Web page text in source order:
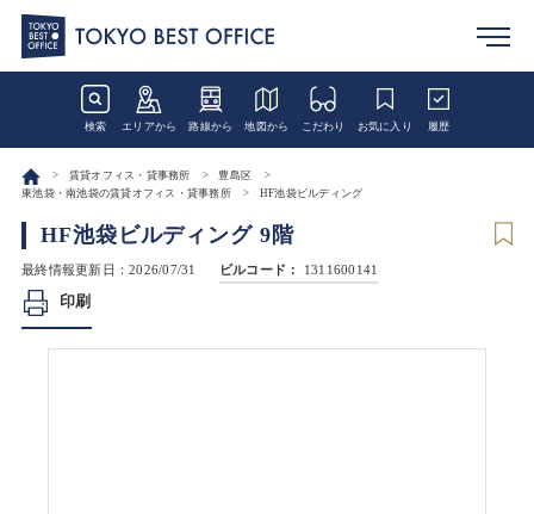
検索 エリアから 路線から 地図から こだわり お気に入り 履歴
賃貸オフィス・貸事務所
豊島区
東池袋・南池袋の賃貸オフィス・貸事務所
HF池袋ビルディング
HF池袋ビルディング 9階
最終情報更新日：2026/07/31 ビルコード： 1311600141
印刷